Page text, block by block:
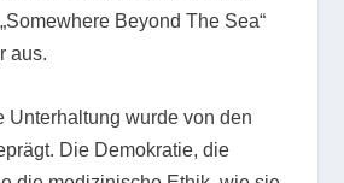
Beyond The Sea“
aus.
Unterhaltung wurde von den
Die Demokratie, die